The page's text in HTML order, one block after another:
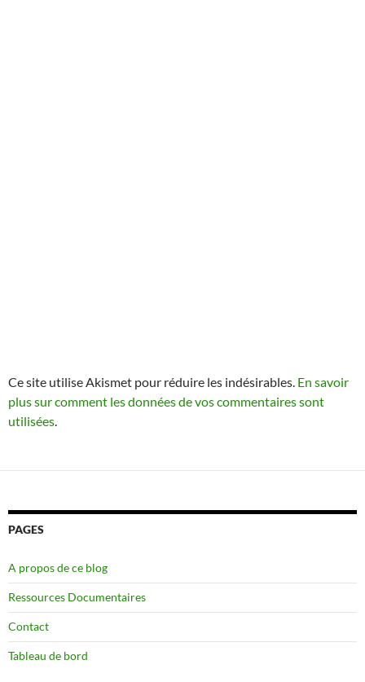
Ce site utilise Akismet pour réduire les indésirables. En savoir
plus sur comment les données de vos commentaires sont
utilisées.
PAGES
A propos de ce blog
Ressources Documentaires
Contact
Tableau de bord